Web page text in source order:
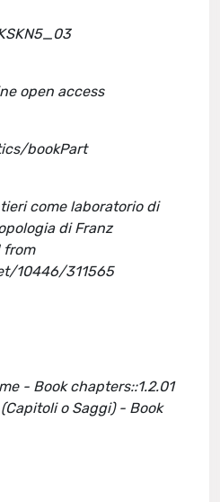
open access
bookPart
come laboratorio di
di Franz
from
10446/311565
- Book chapters::1.2.01
o Saggi) - Book